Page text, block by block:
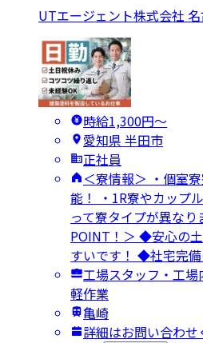
UTエージェント株式会社
時給1,300円〜
愛知県 半田市
正社員
＜寮情報＞ ・個室
能！ ・1R寮やカップ
って寮タイプが異な
POINT！＞ ◆安心の
すいです！ ◆社宅完
工場スタッフ・工場
軽作業
亀崎
詳細はお問い合わせ